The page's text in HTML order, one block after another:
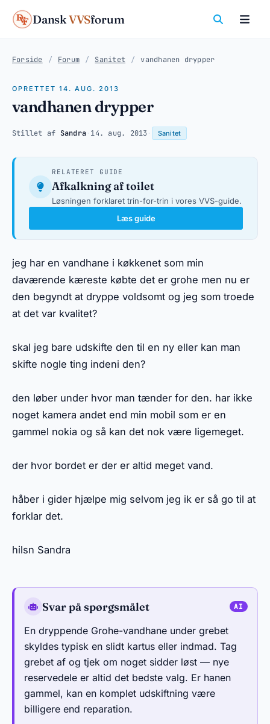
DanskVVSforum
Forside / Forum / Sanitet / vandhanen drypper
OPRETTET 14. AUG. 2013
vandhanen drypper
Stillet af Sandra 14. aug. 2013 Sanitet
RELATERET GUIDE
Afkalkning af toilet
Løsningen forklaret trin-for-trin i vores VVS-guide.
Læs guide
jeg har en vandhane i køkkenet som min
daværende kæreste købte det er grohe men nu er
den begyndt at dryppe voldsomt og jeg som troede
at det var kvalitet?
skal jeg bare udskifte den til en ny eller kan man
skifte nogle ting indeni den?
den løber under hvor man tænder for den. har ikke
noget kamera andet end min mobil som er en
gammel nokia og så kan det nok være ligemeget.
der hvor bordet er der er altid meget vand.
håber i gider hjælpe mig selvom jeg ik er så go til at
forklar det.
hilsn Sandra
Svar på spørgsmålet
En dryppende Grohe-vandhane under grebet
skyldes typisk en slidt kartus eller indmad. Tag
grebet af og tjek om noget sidder løst — nye
reservedele er altid det bedste valg. Er hanen
gammel, kan en komplet udskiftning være
billigere end reparation.